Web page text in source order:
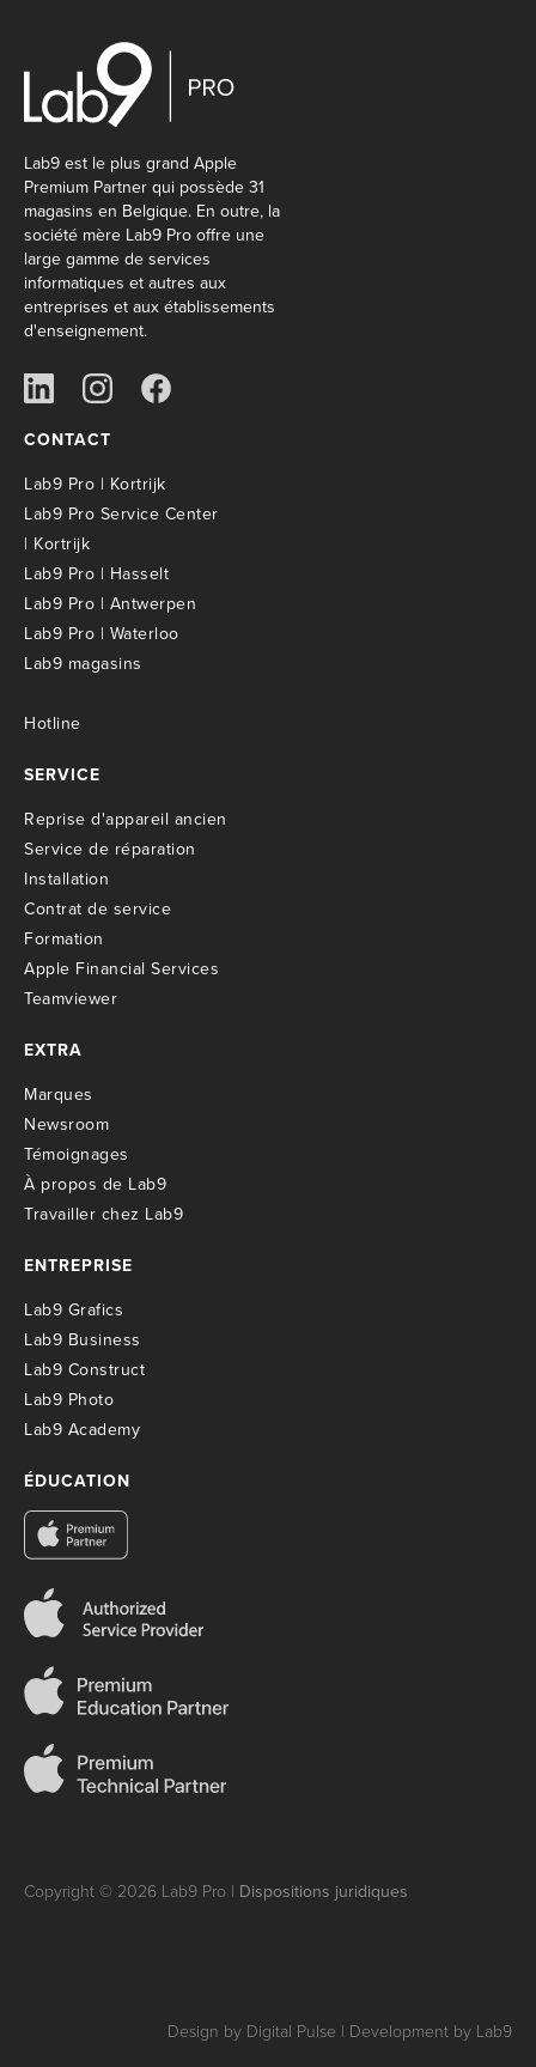
Lab9 est le plus grand Apple
Premium Partner qui possède 31
magasins en Belgique. En outre, la
société mère Lab9 Pro offre une
large gamme de services
informatiques et autres aux
entreprises et aux établissements
d'enseignement.
CONTACT
Lab9 Pro | Kortrijk
Lab9 Pro Service Center
| Kortrijk
Lab9 Pro | Hasselt
Lab9 Pro | Antwerpen
Lab9 Pro | Waterloo
Lab9 magasins
Hotline
SERVICE
Reprise d'appareil ancien
Service de réparation
Installation
Contrat de service
Formation
Apple Financial Services
Teamviewer
EXTRA
Marques
Newsroom
Témoignages
À propos de Lab9
Travailler chez Lab9
ENTREPRISE
Lab9 Grafics
Lab9 Business
Lab9 Construct
Lab9 Photo
Lab9 Academy
ÉDUCATION
Copyright © 2026 Lab9 Pro | Dispositions juridiques
Design by Digital Pulse | Development by Lab9